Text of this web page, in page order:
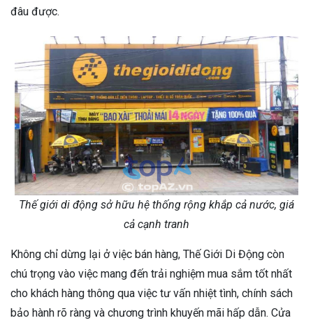
đâu được.
Thế giới di động sở hữu hệ thống rộng khắp cả nước, giá
cả cạnh tranh
Không chỉ dừng lại ở việc bán hàng, Thế Giới Di Động còn
chú trọng vào việc mang đến trải nghiệm mua sắm tốt nhất
cho khách hàng thông qua việc tư vấn nhiệt tình, chính sách
bảo hành rõ ràng và chương trình khuyến mãi hấp dẫn. Cửa